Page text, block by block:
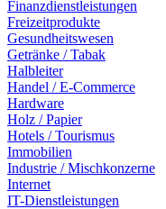
Finanzdienstleistungen
Freizeitprodukte
Gesundheitswesen
Getränke / Tabak
Halbleiter
Handel / E-Commerce
Hardware
Holz / Papier
Hotels / Tourismus
Immobilien
Industrie / Mischkonzerne
Internet
IT-Dienstleistungen